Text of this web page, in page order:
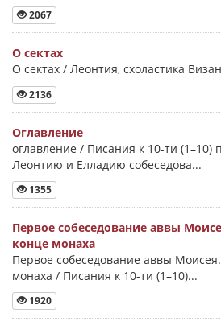
2067
О сектах
О сектах / Леонтия, схоластика
2136
Оглавление
оглавление / Писания к 10-ти (1–10)
Леонтию и Елладию собеседова...
1355
Первое собеседование аввы
конце монаха
Первое собеседование аввы
монаха / Писания к 10-ти (1–10)...
1920